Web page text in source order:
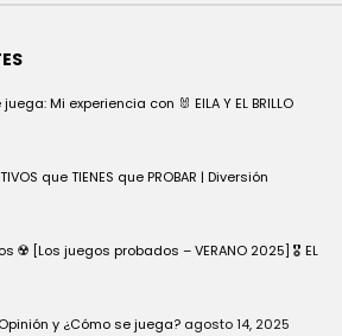
Mi experiencia con 🐰 EILA Y EL BRILLO
que TIENES que PROBAR | Diversión
☢️ [Los juegos probados – VERANO 2025] 🎖️ EL
y ¿Cómo se juega? agosto 14, 2025